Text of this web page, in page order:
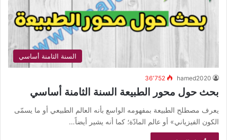
السنة الثامنة أساسي
hamed2020 36٬752
بحث حول محور الطبيعة السنة الثامنة أساسي
يعرف مصطلح الطبيعة بمفهومه الواسع بأنه العالم الطبيعي أو ما يسمّى
الكون الفيزياني» أو عالم المادّة؛ كما أنه يشير أيضاً…